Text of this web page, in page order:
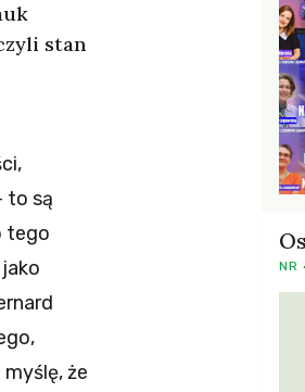
stan
to są
tego
że
NR